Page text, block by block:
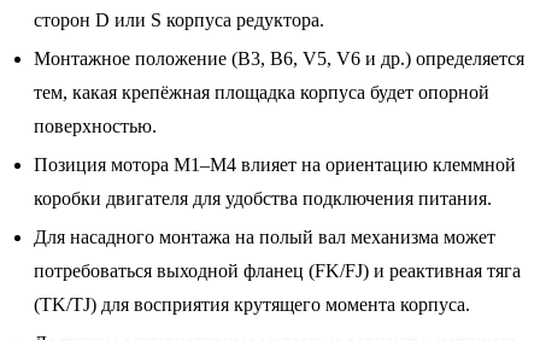
сторон D или S корпуса редуктора.
Монтажное положение (B3, B6, V5, V6 и др.) определяется
тем, какая крепёжная площадка корпуса будет опорной
поверхностью.
Позиция мотора M1–M4 влияет на ориентацию клеммной
коробки двигателя для удобства подключения питания.
Для насадного монтажа на полый вал механизма может
потребоваться выходной фланец (FK/FJ) и реактивная тяга
(TK/TJ) для восприятия крутящего момента корпуса.